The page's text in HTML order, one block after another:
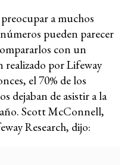
a muchos
pueden parecer
con un
realizado por Lifeway
el 70% de los
dejaban de asistir a la
Scott McConnell,
Research, dijo: